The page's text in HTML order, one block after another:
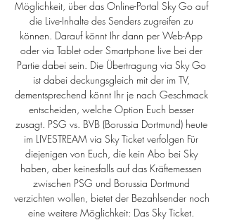
Möglichkeit, über das Online-Portal Sky Go auf
die Live-Inhalte des Senders zugreifen zu
können. Darauf könnt Ihr dann per Web-App
oder via Tablet oder Smartphone live bei der
Partie dabei sein. Die Übertragung via Sky Go
ist dabei deckungsgleich mit der im TV,
dementsprechend könnt Ihr je nach Geschmack
entscheiden, welche Option Euch besser
zusagt. PSG vs. BVB (Borussia Dortmund) heute
im LIVESTREAM via Sky Ticket verfolgen Für
diejenigen von Euch, die kein Abo bei Sky
haben, aber keinesfalls auf das Kräftemessen
zwischen PSG und Borussia Dortmund
verzichten wollen, bietet der Bezahlsender noch
eine weitere Möglichkeit: Das Sky Ticket.